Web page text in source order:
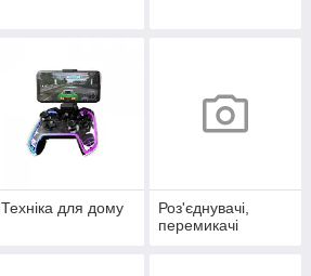
Техніка для дому
Роз'єднувачі,
перемикачі